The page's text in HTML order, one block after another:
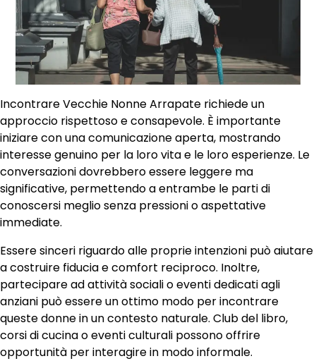
Incontrare Vecchie Nonne Arrapate richiede un
approccio rispettoso e consapevole. È importante
iniziare con una comunicazione aperta, mostrando
interesse genuino per la loro vita e le loro esperienze. Le
conversazioni dovrebbero essere leggere ma
significative, permettendo a entrambe le parti di
conoscersi meglio senza pressioni o aspettative
immediate.
Essere sinceri riguardo alle proprie intenzioni può aiutare
a costruire fiducia e comfort reciproco. Inoltre,
partecipare ad attività sociali o eventi dedicati agli
anziani può essere un ottimo modo per incontrare
queste donne in un contesto naturale. Club del libro,
corsi di cucina o eventi culturali possono offrire
opportunità per interagire in modo informale.